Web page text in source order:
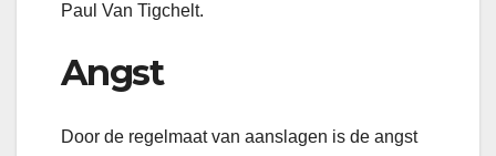
Paul Van Tigchelt.
Angst
Door de regelmaat van aanslagen is de angst